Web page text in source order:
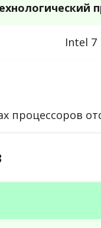
Intel 7